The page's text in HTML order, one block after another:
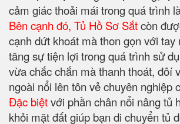
cảm giác thoải mái trong quá trình
Bên cạnh đó, Tủ Hồ Sơ Sắtcòn
cạnh dứt khoát mà thon gọn với tay
tăng sự tiện lợi trong quá trình sử
vừa chắc chắn mà thanh thoát, đôí
ngoài nổi lên tôn vẻ chuyên nghiệp
Đặc biệtvới phần chân nổi nâng tủ
khỏi mặt đất giúp bạn di chuyển tủ